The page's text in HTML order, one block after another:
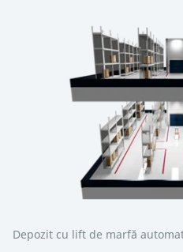
Depozit cu lift de marfă